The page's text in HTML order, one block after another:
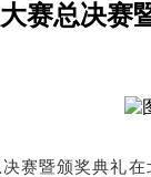
赛总决赛
赛暨颁奖典礼